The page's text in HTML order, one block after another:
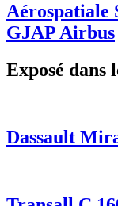
Aérospatiale
GJAP Airbus
Exposé dans
Dassault